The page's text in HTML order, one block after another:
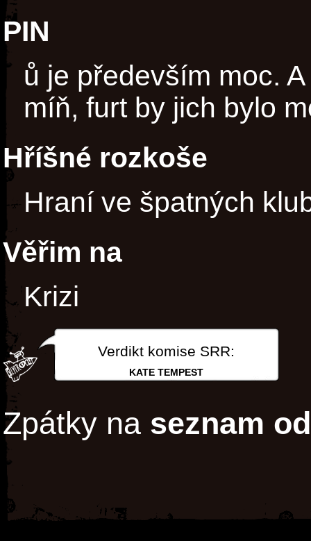
PIN
ů je především moc.
míň, furt by jich bylo
Hříšné rozkoše
Hraní ve špatných
Věřim na
Krizi
Verdikt komise SRR:
KATE TEMPEST
Zpátky na seznam